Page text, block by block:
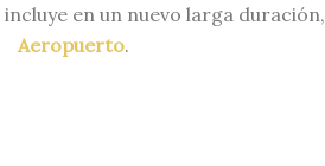
en un nuevo larga duración,
Aeropuerto.